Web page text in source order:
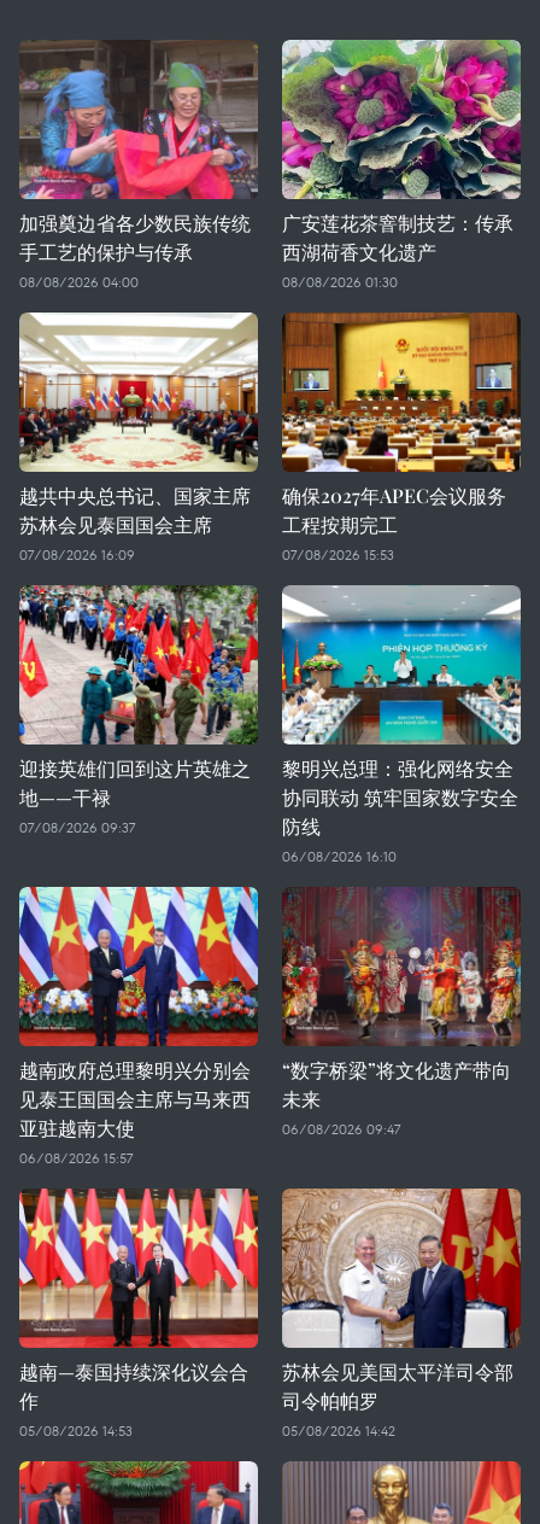
加强奠边省各少数民族传统
手工艺的保护与传承
08/08/2026 04:00
广安莲花茶窨制技艺：传承
西湖荷香文化遗产
08/08/2026 01:30
越共中央总书记、国家主席
苏林会见泰国国会主席
07/08/2026 16:09
确保2027年APEC会议服务
工程按期完工
07/08/2026 15:53
迎接英雄们回到这片英雄之
地——干禄
07/08/2026 09:37
黎明兴总理：强化网络安全
协同联动 筑牢国家数字安全
防线
06/08/2026 16:10
越南政府总理黎明兴分别会
见泰王国国会主席与马来西
亚驻越南大使
06/08/2026 15:57
“数字桥梁”将文化遗产带向
未来
06/08/2026 09:47
越南—泰国持续深化议会合
作
05/08/2026 14:53
苏林会见美国太平洋司令部
司令帕帕罗
05/08/2026 14:42